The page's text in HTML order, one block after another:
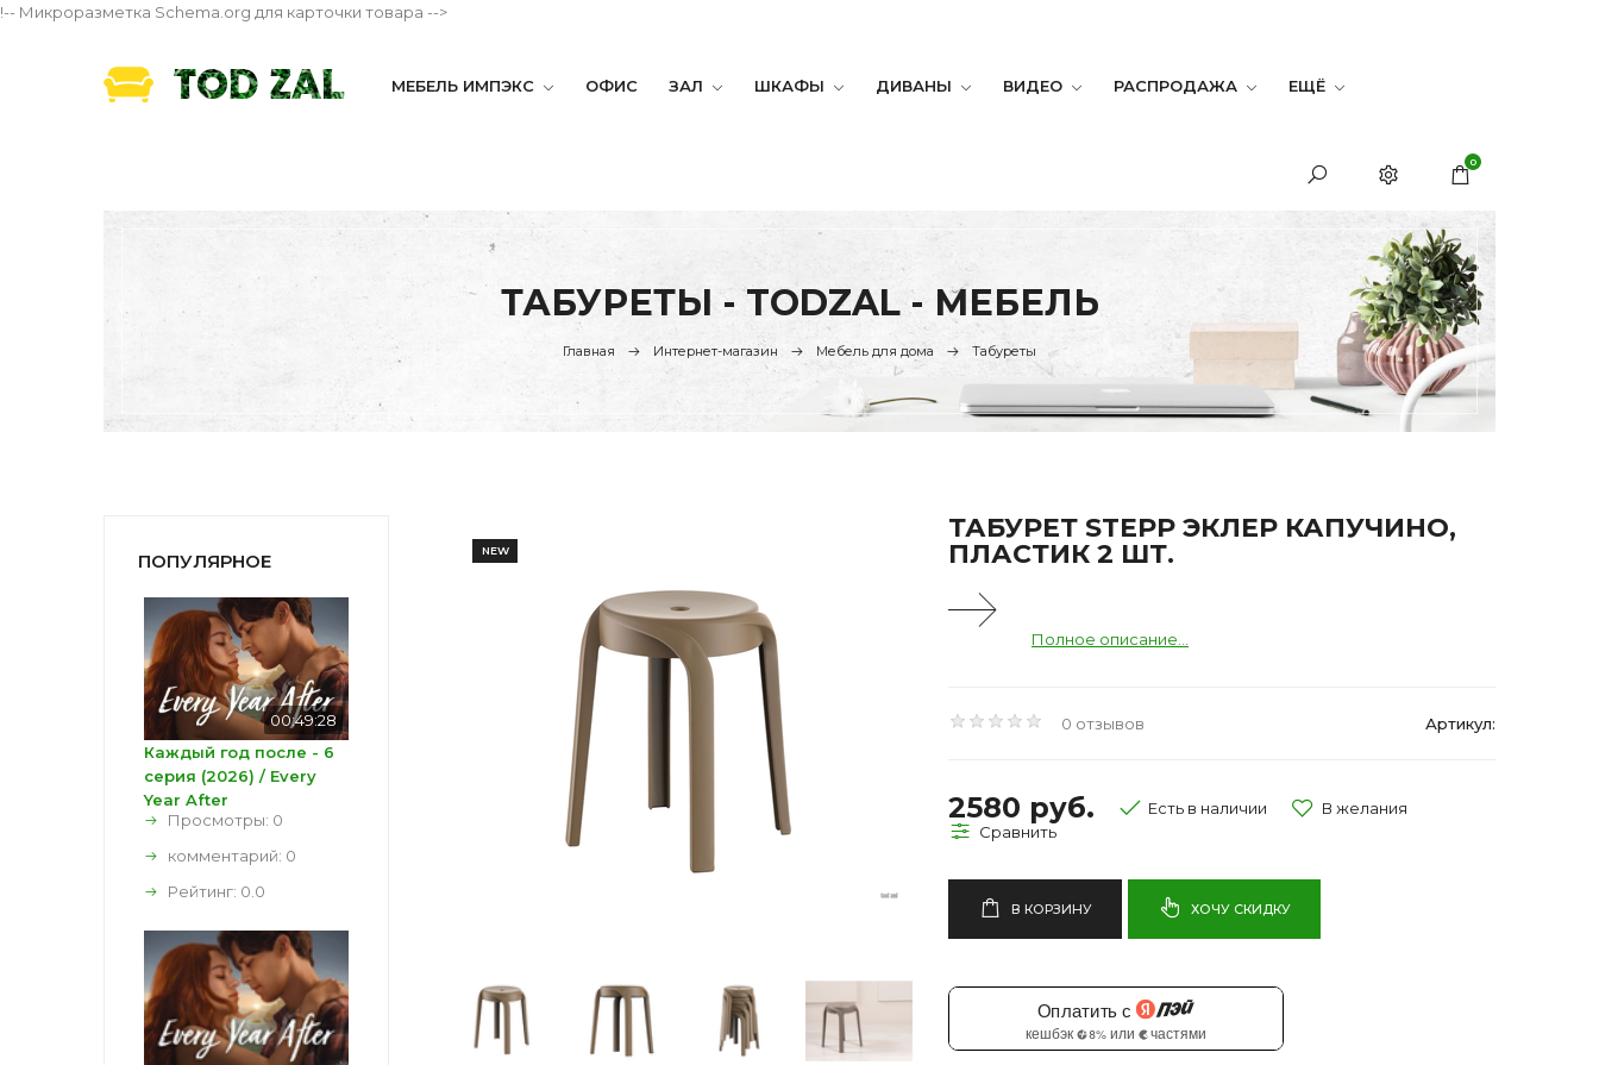
!-- Микроразметка Schema.org для карточки товара -->
МЕБЕЛЬ ИМПЭКС ОФИС ЗАЛ ШКАФЫ ДИВАНЫ ВИДЕО РАСПРОДАЖА ЕЩЁ
0
ТАБУРЕТЫ - TODZAL - МЕБЕЛЬ
Главная Интернет-магазин Мебель для дома Табуреты
NEW
ТАБУРЕТ STEPP ЭКЛЕР КАПУЧИНО,
ПЛАСТИК 2 ШТ.
Полное описание...
0 отзывов Артикул:
2580 руб. Есть в наличии
В КОРЗИНУ ХОЧУ СКИДКУ
ПОПУЛЯРНОЕ
00:49:28
Каждый год после - 6
серия (2026) / Every
Year After
Просмотры: 0
комментарий: 0
Рейтинг: 0.0